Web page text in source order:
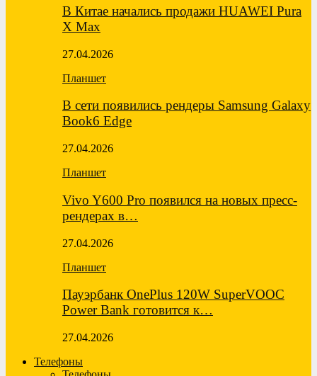
В Китае начались продажи HUAWEI Pura
X Max
27.04.2026
Планшет
В сети появились рендеры Samsung Galaxy
Book6 Edge
27.04.2026
Планшет
Vivo Y600 Pro появился на новых пресс-
рендерах в…
27.04.2026
Планшет
Пауэрбанк OnePlus 120W SuperVOOC
Power Bank готовится к…
27.04.2026
Телефоны